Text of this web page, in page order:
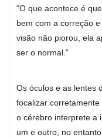
“O que acontece é
bem com a correção
visão não piorou, ela
ser o normal.”
Os óculos e as lentes
focalizar
o cérebro interprete a
um e outro, no